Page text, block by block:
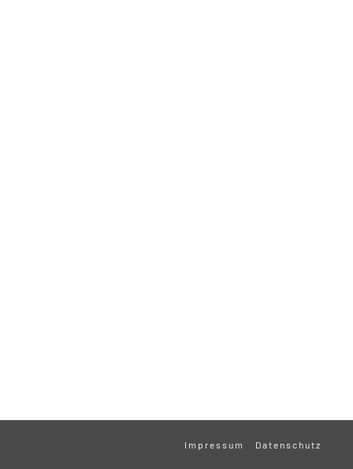
Impressum Datenschutz